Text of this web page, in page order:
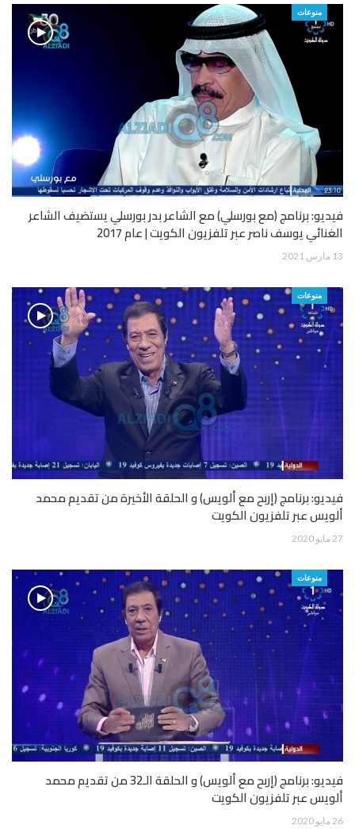
منوعات
فيديو: برنامج (مع بورسلي) مع الشاعر بدر بورسلي يستضيف الشاعر
الغنائي يوسف ناصر عبر تلفزيون الكويت | عام 2017
13 مارس 2021
منوعات
فيديو: برنامج (إربح مع ألويس) و الحلقة الأخيرة من تقديم محمد
ألويس عبر تلفزيون الكويت
27 مايو 2020
منوعات
فيديو: برنامج (إربح مع ألويس) و الحلقة الـ32 من تقديم محمد
ألويس عبر تلفزيون الكويت
26 مايو 2020